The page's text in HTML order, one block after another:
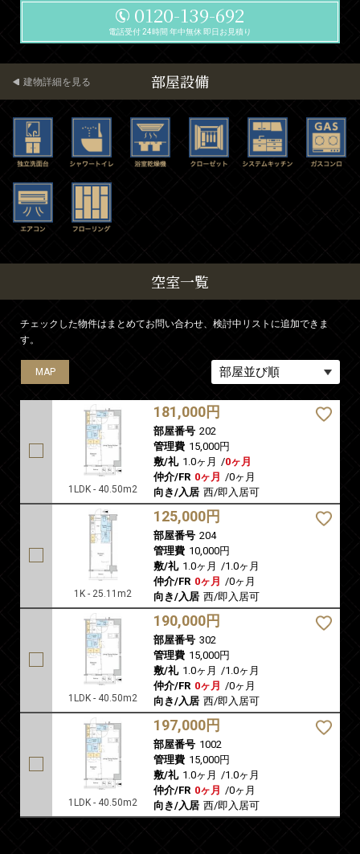
0120-139-692
電話受付 24時間 年中無休 即日お見積り
部屋設備
建物詳細を見る
空室一覧
チェックした物件はまとめてお問い合わせ、検討中リストに追加できま
す。
MAP
1LDK - 40.50m2
181,000円
部屋番号 202
管理費 15,000円
敷/礼 1.0ヶ月 /0ヶ月
仲介/FR 0ヶ月 /0ヶ月
向き/入居 西/即入居可
MAP
1K - 25.11m2
125,000円
部屋番号 204
管理費 10,000円
敷/礼 1.0ヶ月 /1.0ヶ月
仲介/FR 0ヶ月 /0ヶ月
向き/入居 西/即入居可
MAP
1LDK - 40.50m2
190,000円
部屋番号 302
管理費 15,000円
敷/礼 1.0ヶ月 /1.0ヶ月
仲介/FR 0ヶ月 /0ヶ月
向き/入居 西/即入居可
MAP
1LDK - 40.50m2
197,000円
部屋番号 1002
管理費 15,000円
敷/礼 1.0ヶ月 /1.0ヶ月
仲介/FR 0ヶ月 /0ヶ月
向き/入居 西/即入居可